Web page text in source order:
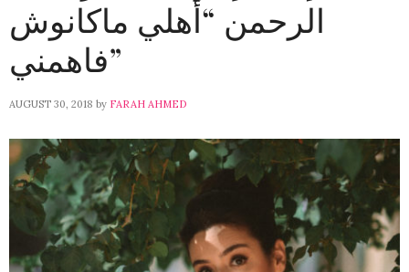
الرحمن “أهلي ماكانوش
فاهمني”
AUGUST 30, 2018 by FARAH AHMED